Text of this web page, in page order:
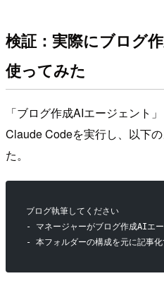
検証：実際にブログ
使ってみた
「ブログ作成AIエージェント
Claude Codeを実行し、以下
た。
ブログ執筆してください
- マネージャーがブログ作成AIエ
- 本フォルダーの構成を元に記事化